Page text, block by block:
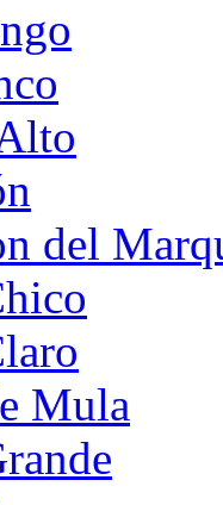
del
Mula